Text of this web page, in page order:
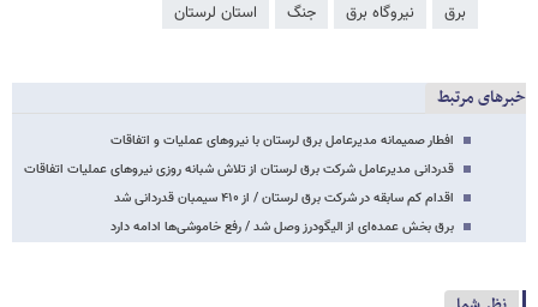
برق نیروگاه برق جنگ استان لرستان
خبرهای مرتبط
افطار صمیمانه مدیرعامل برق لرستان با نیروهای عملیات و اتفاقات
قدردانی مدیرعامل شرکت برق لرستان از تلاش شبانه روزی نیروهای عملیات اتفاقات
اقدام کم سابقه در شرکت برق لرستان / از ۴۱۰ سیمبان قدردانی شد
برق بخش عمده‌ای از الیگودرز وصل شد / رفع خاموشی‌ها ادامه دارد